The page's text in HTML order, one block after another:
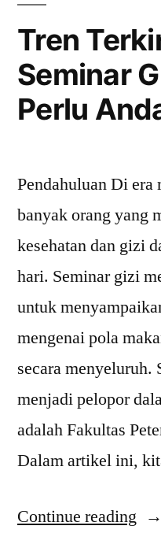
di
Tren
Seminar
Perlu
Pendahuluan Di
banyak orang yang
kesehatan dan gizi
hari. Seminar gizi
untuk
mengenai pola
secara menyeluruh.
menjadi pelopor
adalah Fakultas
Dalam artikel ini,
Continue reading